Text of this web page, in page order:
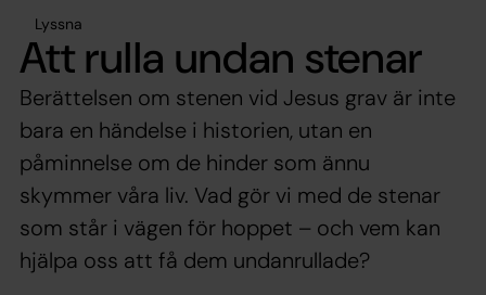
Lyssna
Att rulla undan stenar
Berättelsen om stenen vid Jesus grav är inte
bara en händelse i historien, utan en
påminnelse om de hinder som ännu
skymmer våra liv. Vad gör vi med de stenar
som står i vägen för hoppet – och vem kan
hjälpa oss att få dem undanrullade?